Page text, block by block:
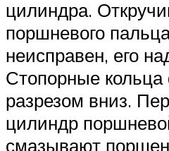
цилиндра.
поршневого
неисправен, его
Стопорные
разрезом вниз.
цилиндр
смазывают